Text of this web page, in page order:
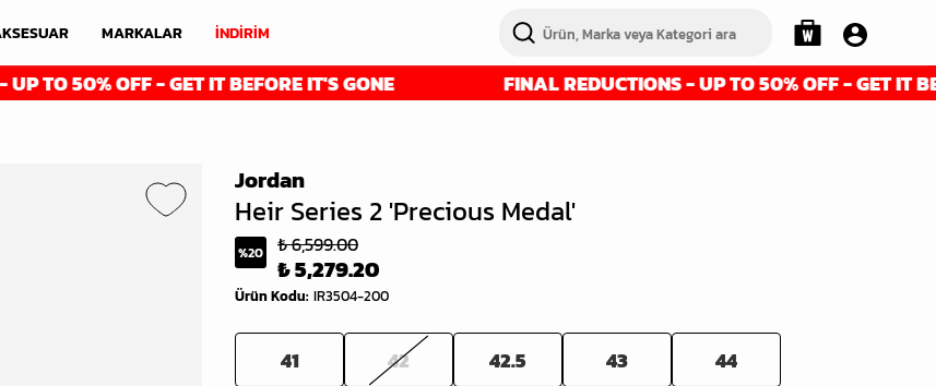
MARKALAR İNDİRİM
OFF - GET IT BEFORE IT'S GONE FINAL REDUCTIONS - UP TO 50% OFF - GET IT BEFORE
Jordan
Heir Series 2 'Precious Medal'
%20 ₺ 6,599.00
₺ 5,279.20
Ürün Kodu: IR3504-200
41 42 42.5 43
44